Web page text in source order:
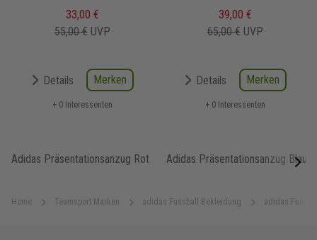
Home Teamsport Marken adidas Fussball Bekleidung adidas
33,00 €
55,00 € UVP
Details Merken
+ 0 Interessenten
39,00 €
65,00 € UVP
Details Merken
+ 0 Interessenten
Adidas Präsentationsanzug Rot
Adidas Präsentationsanzug Blau